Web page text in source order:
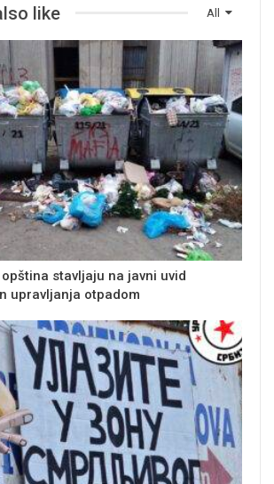
All
like
stavljaju na javni uvid
upravljanja otpadom